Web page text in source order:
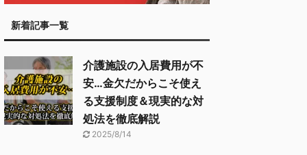
新着記事一覧
介護施設の入居費用が不
安…金欠だからこそ使え
る支援制度＆現実的な対
処法を徹底解説
2025/8/14